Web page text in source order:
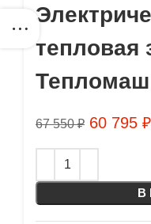
тепловая
67 550₽ 60 795 ₽
В